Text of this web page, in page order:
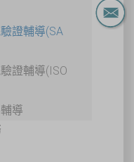
證輔導(SA
證輔導(ISO
導